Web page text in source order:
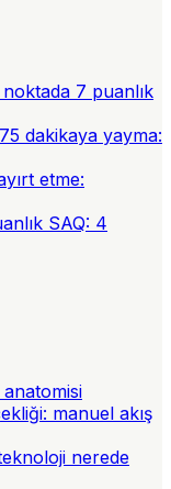
7 puanlık
dakikaya yayma:
etme:
SAQ: 4
anatomisi
manuel akış
nerede